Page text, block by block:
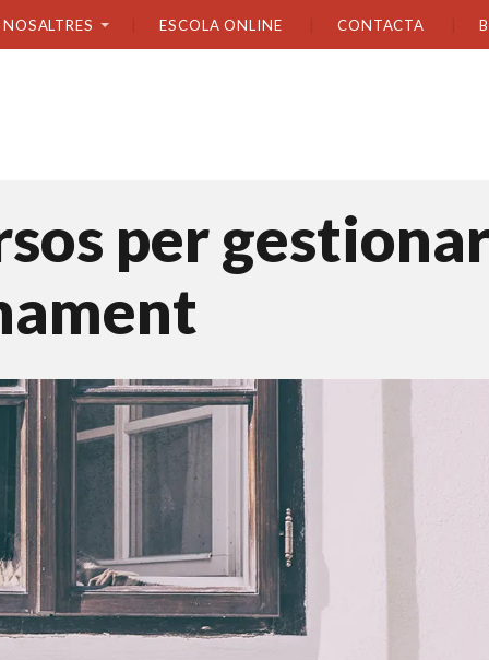
ESCOLA ONLINE CONTACTA
per